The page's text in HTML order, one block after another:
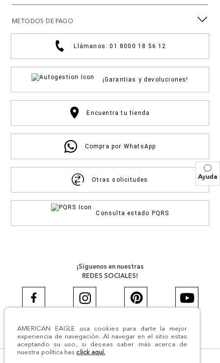
Ayuda
AMERICAN EAGLE usa cookies para darte la mejor
experiencia de navegación. Al navegar en el sitio estas
aceptando su uso, si deseas saber más acerca de
nuestra política has click aquí.
METODOS DE PAGO
Llámanos: 01 8000 18 56 12
¡Garantias y devoluciones!
Encuentra tu tienda
Compra por WhatsApp
Otras solicitudes
Consulta estado PQRS
¡Síguenos en nuestras
REDES SOCIALES!
#AEJEANS #AerieREALCOL